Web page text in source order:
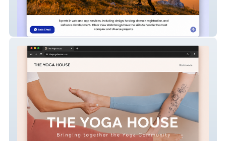
Clear View WebDesign